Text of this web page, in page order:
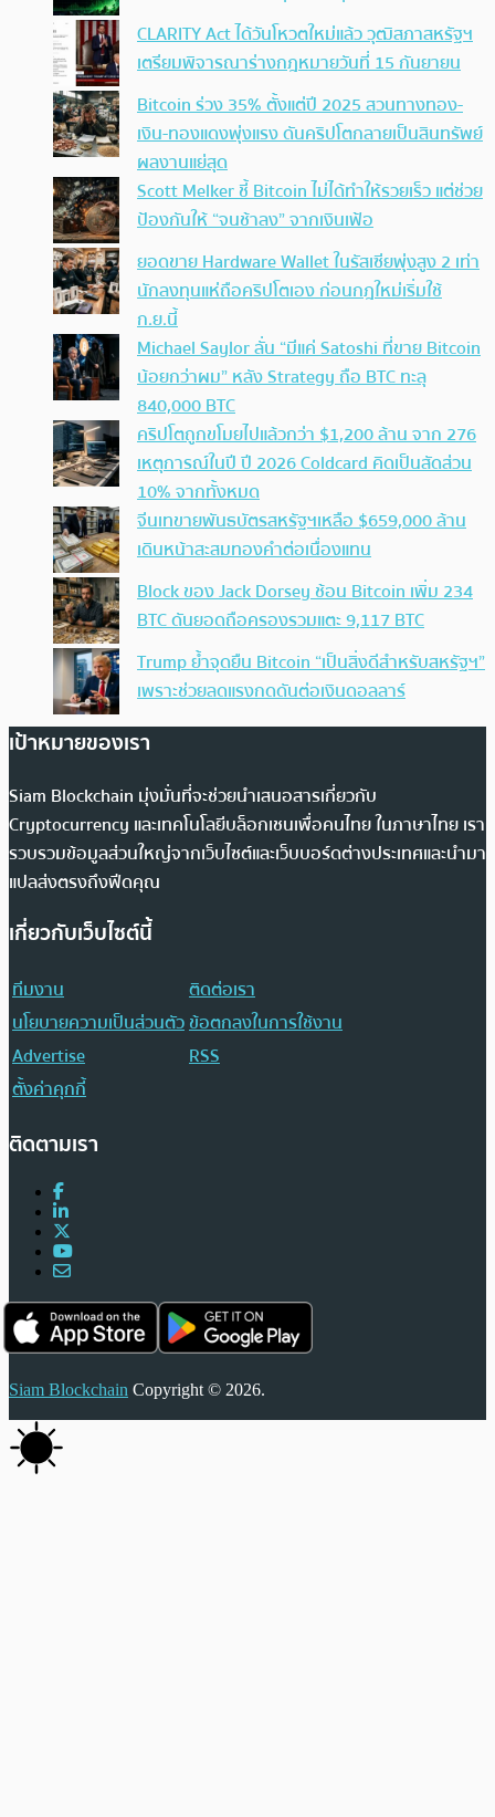
CLARITY Act ได้วันโหวตใหม่แล้ว วุฒิสภาสหรัฐฯ
เตรียมพิจารณาร่างกฎหมายวันที่ 15 กันยายน
Bitcoin ร่วง 35% ตั้งแต่ปี 2025 สวนทางทอง-
เงิน-ทองแดงพุ่งแรง ดันคริปโตกลายเป็นสินทรัพย์
ผลงานแย่สุด
Scott Melker ชี้ Bitcoin ไม่ได้ทำให้รวยเร็ว แต่ช่วย
ป้องกันให้ “จนช้าลง” จากเงินเฟ้อ
ยอดขาย Hardware Wallet ในรัสเซียพุ่งสูง 2 เท่า
นักลงทุนแห่ถือคริปโตเอง ก่อนกฎใหม่เริ่มใช้
ก.ย.นี้
Michael Saylor ลั่น “มีแค่ Satoshi ที่ขาย Bitcoin
น้อยกว่าผม” หลัง Strategy ถือ BTC ทะลุ
840,000 BTC
คริปโตถูกขโมยไปแล้วกว่า $1,200 ล้าน จาก 276
เหตุการณ์ในปี ปี 2026 Coldcard คิดเป็นสัดส่วน
10% จากทั้งหมด
จีนเทขายพันธบัตรสหรัฐฯเหลือ $659,000 ล้าน
เดินหน้าสะสมทองคำต่อเนื่องแทน
Block ของ Jack Dorsey ช้อน Bitcoin เพิ่ม 234
BTC ดันยอดถือครองรวมแตะ 9,117 BTC
Trump ย้ำจุดยืน Bitcoin “เป็นสิ่งดีสำหรับสหรัฐฯ”
เพราะช่วยลดแรงกดดันต่อเงินดอลลาร์
เป้าหมายของเรา
Siam Blockchain มุ่งมั่นที่จะช่วยนำเสนอสารเกี่ยวกับ
Cryptocurrency และเทคโนโลยีบล็อกเชนเพื่อคนไทย ในภาษาไทย เรา
รวบรวมข้อมูลส่วนใหญ่จากเว็บไซต์และเว็บบอร์ดต่างประเทศและนำมา
แปลส่งตรงถึงฟีดคุณ
เกี่ยวกับเว็บไซต์นี้
ทีมงาน
ติดต่อเรา
นโยบายความเป็นส่วนตัวข้อตกลงในการใช้งาน
Advertise
RSS
ตั้งค่าคุกกี้
ติดตามเรา
Siam Blockchain Copyright © 2026.